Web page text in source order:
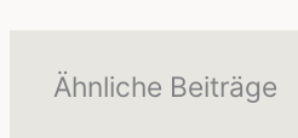
Ähnliche Beiträge